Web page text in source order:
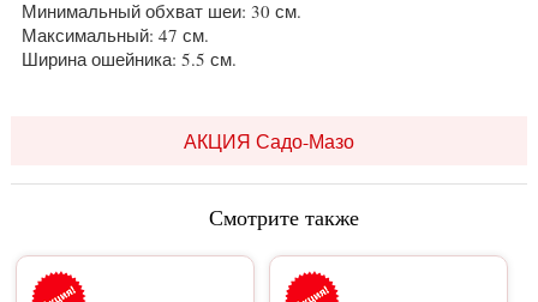
Минимальный обхват шеи: 30 см.
Максимальный: 47 см.
Ширина ошейника: 5.5 см.
АКЦИЯ Садо-Мазо
Смотрите также